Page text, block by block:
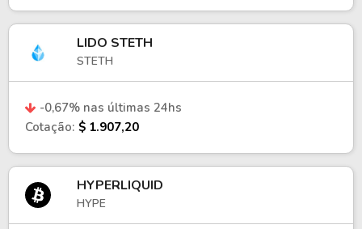
LIDO STETH
STETH
-0,67% nas últimas 24hs
Cotação: $ 1.907,20
HYPERLIQUID
HYPE